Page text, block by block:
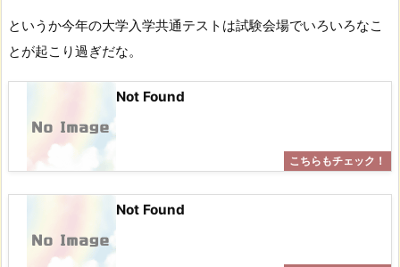
というか今年の大学入学共通テストは試験会場でいろいろなこ
とが起こり過ぎだな。
Not Found
Not Found